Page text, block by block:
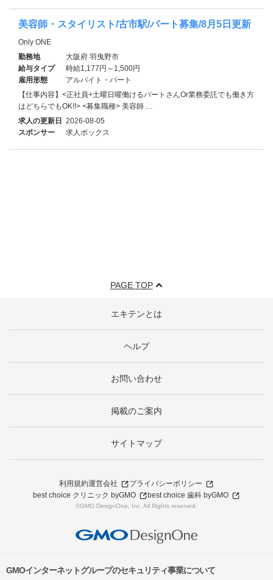
美容師・スタイリスト/古市駅/パート募集/8月5日更新
Only ONE
勤務地
大阪府 羽曳野市
給与タイプ
時給1,177円～1,500円
雇用形態
アルバイト・パート
【仕事内容】<正社員+土曜日曜働けるパートさんOr業務委託でも働き方
はどちらでもOK!!> <募集職種> 美容師 …
求人の更新日 2026-08-05
スポンサー
求人ボックス
PAGE TOP
エキテンとは
ヘルプ
お問い合わせ
掲載のご案内
サイトマップ
利用規約運営会社
プライバシーポリシー
best choice クリニック byGMO
best choice 歯科 byGMO
©GMO DesignOne, Inc. All Rights reserved.
GMOインターネットグループのセキュリティ事業について